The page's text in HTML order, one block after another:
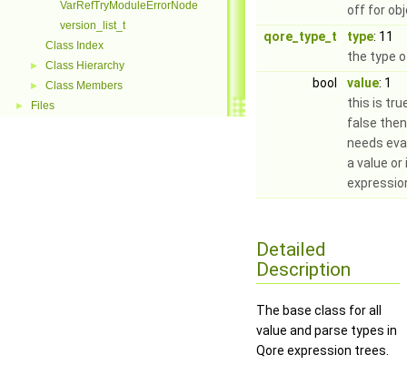
VarRefTryModuleErrorNode
version_list_t
Class Index
► Class Hierarchy
► Class Members
► Files
off for
qore_type_t
type: 11
the type
bool
value: 1
this is
false
needs
a value or
Detailed
Description
The base class for all
value and parse types in
Qore expression trees.